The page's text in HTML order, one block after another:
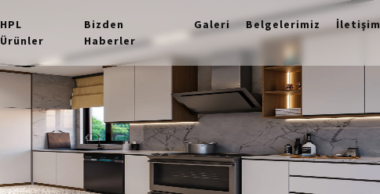
HPL
Ürünler
Bizden
Haberler
Galeri Belgelerimiz İletişim